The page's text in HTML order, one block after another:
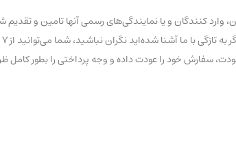
کنندگان و یا نمایندگی‌های رسمی آنها تامین و
داده و وجه پرداختی را بطور کامل ظرف کمتر از ۲۴ ساعت کاری